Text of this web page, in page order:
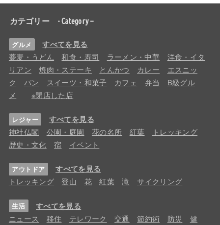
カテゴリー - Category –
グルメ すべてを見る
蕎麦・うどん 和食・寿司 ラーメン・中華
洋食・イタ
リアン
焼肉・ステーキ とんかつ カレー
エスニッ
ク
パン スイーツ・和菓子 カフェ 弁当
B級グル
メ
※閉店した店
レジャー すべてを見る
神社仏閣 公園・庭園 花の名所 紅葉
トレッキング
歴史・文化
宿 イベント
アウトドア すべてを見る
トレッキング 登山 花 紅葉 滝 サイクリング
生活 すべてを見る
ニュース 移住 テレワーク 交通 節約術 防災
健